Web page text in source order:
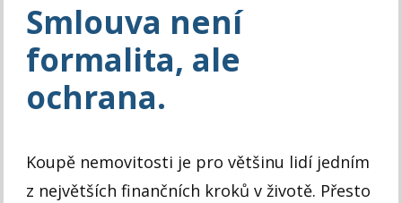
Smlouva není
formalita, ale
ochrana.
Koupě nemovitosti je pro většinu lidí jedním
z největších finančních kroků v životě. Přesto